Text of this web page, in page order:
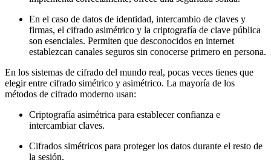
En el caso de datos de identidad, intercambio de claves y
firmas, el cifrado asimétrico y la criptografía de clave pública
son esenciales. Permiten que desconocidos en internet
establezcan canales seguros sin conocerse primero en persona.
En los sistemas de cifrado del mundo real, pocas veces tienes que
elegir entre cifrado simétrico y asimétrico. La mayoría de los
métodos de cifrado moderno usan:
Criptografía asimétrica para establecer confianza e
intercambiar claves.
Cifrados simétricos para proteger los datos durante el resto de
la sesión.